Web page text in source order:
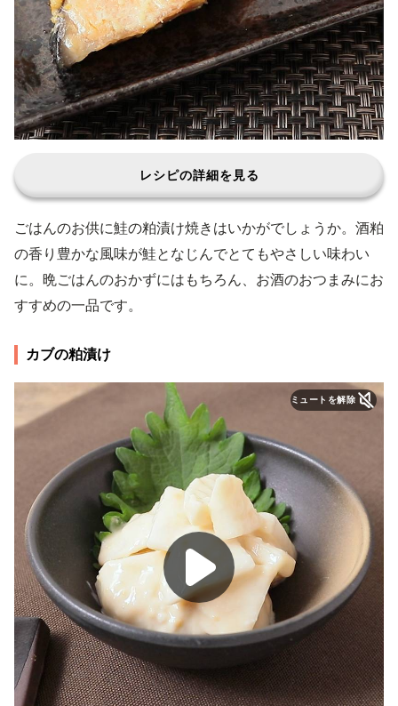
レシピの詳細を見る
ごはんのお供に鮭の粕漬け焼きはいかがでしょうか。酒粕
の香り豊かな風味が鮭となじんでとてもやさしい味わい
に。晩ごはんのおかずにはもちろん、お酒のおつまみにお
すすめの一品です。
カブの粕漬け
ミュートを解除